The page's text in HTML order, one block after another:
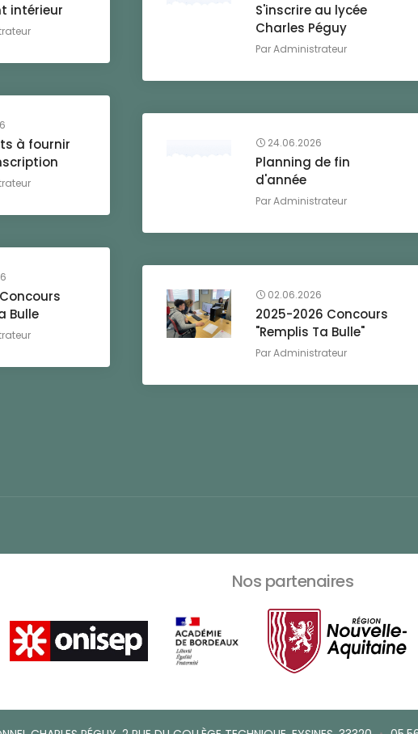
intérieur
S'inscrire au lycée
Charles Péguy
ParAdministrateur
à fournir
24.06.2026
Planning de fin
d'année
ParAdministrateur
Bulle
02.06.2026
2025-2026 Concours
"Remplis Ta Bulle"
ParAdministrateur
Nos partenaires